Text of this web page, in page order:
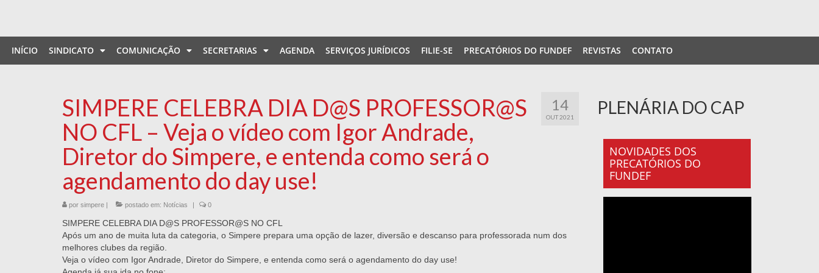
INÍCIO SINDICATO COMUNICAÇÃO SECRETARIAS AGENDA SERVIÇOS JURÍDICOS FILIE-SE PRECATÓRIOS DO FUNDEF REVISTAS CONTATO
14
OUT 2021
SIMPERE CELEBRA DIA D@S PROFESSOR@S
NO CFL – Veja o vídeo com Igor Andrade,
Diretor do Simpere, e entenda como será o
agendamento do day use!
por simpere | postado em: Notícias | 0
SIMPERE CELEBRA DIA D@S PROFESSOR@S NO CFL
Após um ano de muita luta da categoria, o Simpere prepara uma opção de lazer, diversão e descanso para professorada num dos
melhores clubes da região.
Veja o vídeo com Igor Andrade, Diretor do Simpere, e entenda como será o agendamento do day use!
PLENÁRIA DO CAP
NOVIDADES DOS
PRECATÓRIOS DO
FUNDEF